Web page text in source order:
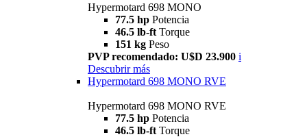
Hypermotard 698 MONO
77.5 hp Potencia
46.5 lb-ft Torque
151 kg Peso
PVP recomendado: U$D 23.900 i
Descubrir más
Hypermotard 698 MONO RVE
Hypermotard 698 MONO RVE
77.5 hp Potencia
46.5 lb-ft Torque